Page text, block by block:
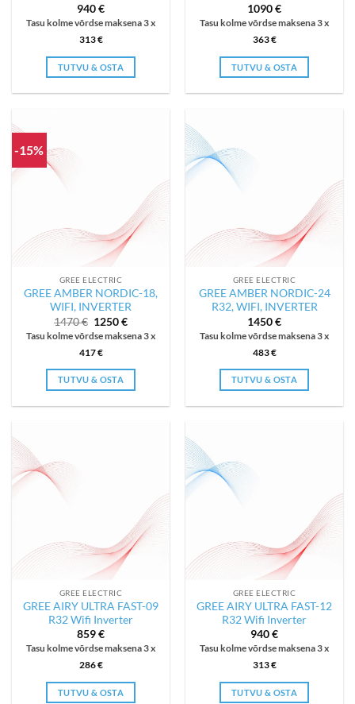
940€
Tasu kolme võrdse maksena 3 x
313€
TUTVU & OSTA
1090€
Tasu kolme võrdse maksena 3 x
363€
TUTVU & OSTA
-15%
GREE ELECTRIC
GREE AMBER NORDIC-18,
WIFI, INVERTER
1470€ Algne
hind
oli:
1470 €.
1250€Current
price
is:
Tasu kolme võrdse maksena 3 x
417€
TUTVU & OSTA
GREE ELECTRIC
GREE AMBER NORDIC-24
R32, WIFI, INVERTER
1450€
Tasu kolme võrdse maksena 3 x
483€
TUTVU & OSTA
GREE ELECTRIC
GREE AIRY ULTRA FAST-09
R32 Wifi Inverter
859€
Tasu kolme võrdse maksena 3 x
286€
TUTVU & OSTA
GREE ELECTRIC
GREE AIRY ULTRA FAST-12
R32 Wifi Inverter
940€
Tasu kolme võrdse maksena 3 x
313€
TUTVU & OSTA